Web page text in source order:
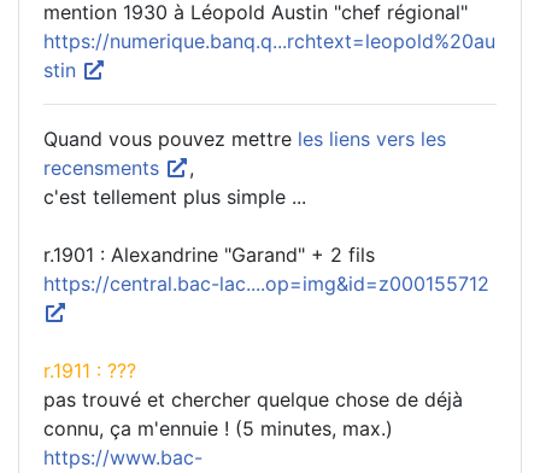
mention 1930 à Léopold Austin "chef régional"
https://numerique.banq.q...rchtext=leopold%20au
stin
Quand vous pouvez mettre les liens vers les
recensments
,
c'est tellement plus simple ...
r.1901 : Alexandrine "Garand" + 2 fils
https://central.bac-lac....op=img&id=z000155712
r.1911 : ???
pas trouvé et chercher quelque chose de déjà
connu, ça m'ennuie ! (5 minutes, max.)
https://www.bac-